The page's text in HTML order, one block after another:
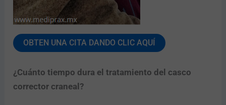
OBTEN UNA CITA DANDO CLIC AQUÍ
¿Cuánto tiempo dura el tratamiento del casco
corrector craneal?